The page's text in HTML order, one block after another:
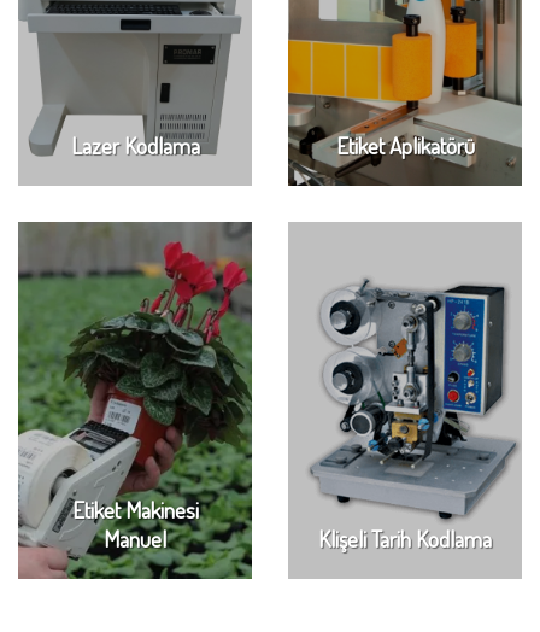
Lazer Kodlama Etiket Aplikatörü
Etiket Makinesi
Manuel
Klişeli Tarih Kodlama